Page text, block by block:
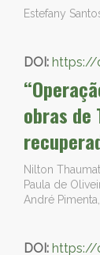
Estefany
DOI: https://
obras de
Nilton
Paula de
André
DOI: https://